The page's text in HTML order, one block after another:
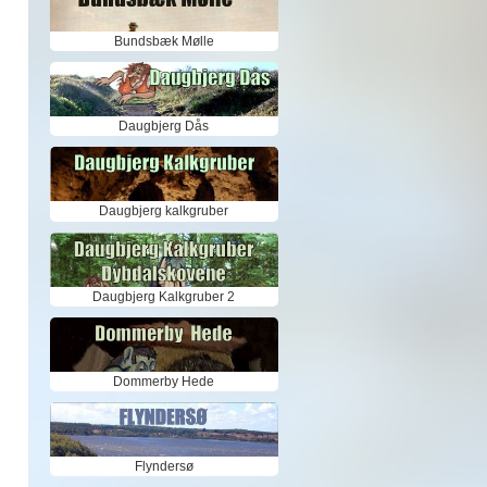
Bundsbæk Mølle
Daugbjerg Dås
Daugbjerg kalkgruber
Daugbjerg Kalkgruber 2
Dommerby Hede
Flyndersø